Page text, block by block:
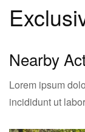
Nearby
Lorem ipsum
incididunt ut